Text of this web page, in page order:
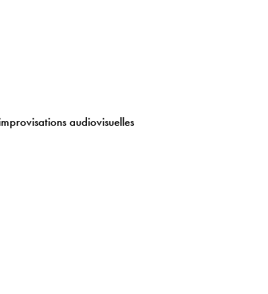
audiovisuelles